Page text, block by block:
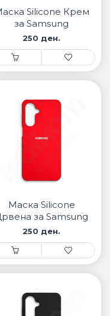
Silicone Крем
за Samsung
250 ден.
Маска Silicone
за Samsung
250 ден.